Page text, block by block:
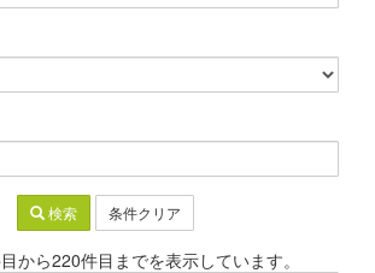
検索 条件クリア
から220件目までを表示しています。